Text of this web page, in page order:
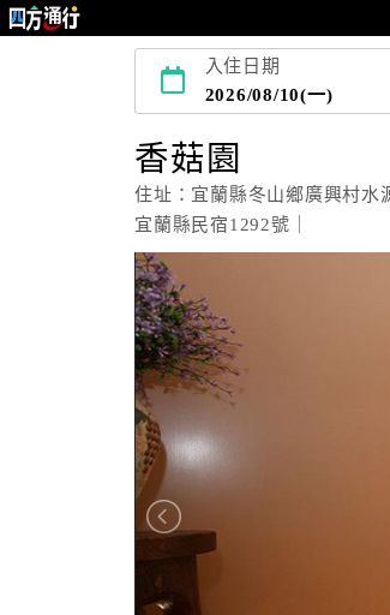
入住日期
2026/08/10(一)
香菇園
住址：宜蘭縣冬山鄉廣興村水
宜蘭縣民宿1292號｜